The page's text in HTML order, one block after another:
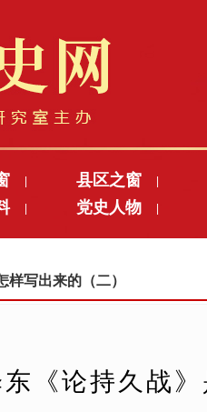
县区之窗
党史人物
写出来的（二）
《论持久战》